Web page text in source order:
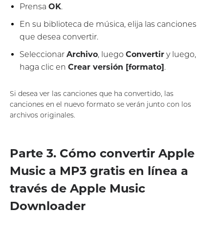
Prensa OK.
En su biblioteca de música, elija las canciones
que desea convertir.
Seleccionar Archivo, luego Convertir y luego,
haga clic en Crear versión [formato].
Si desea ver las canciones que ha convertido, las
canciones en el nuevo formato se verán junto con los
archivos originales.
Parte 3. Cómo convertir Apple
Music a MP3 gratis en línea a
través de Apple Music
Downloader